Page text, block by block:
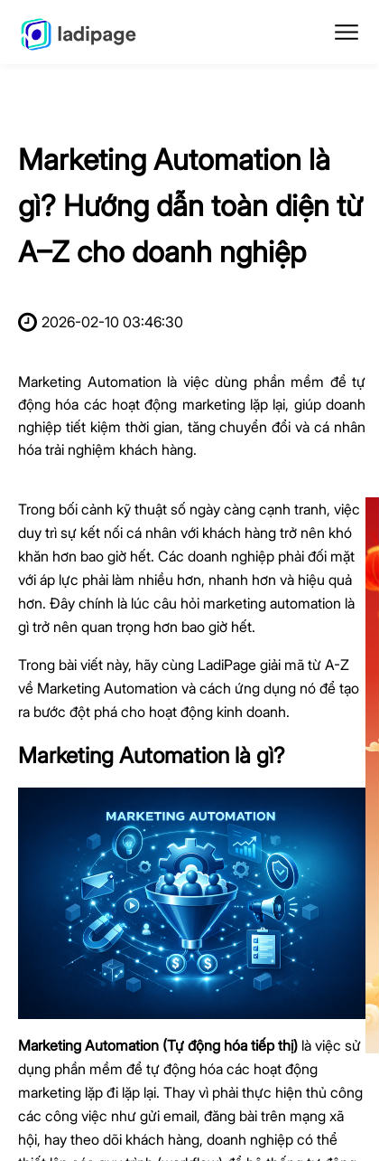
Marketing Automation là
gì? Hướng dẫn toàn diện từ
A–Z cho doanh nghiệp
2026-02-10 03:46:30
Marketing Automation là việc dùng phần mềm để tự
động hóa các hoạt động marketing lặp lại, giúp doanh
nghiệp tiết kiệm thời gian, tăng chuyển đổi và cá nhân
hóa trải nghiệm khách hàng.
Trong bối cảnh kỹ thuật số ngày càng cạnh tranh, việc
duy trì sự kết nối cá nhân với khách hàng trở nên khó
khăn hơn bao giờ hết. Các doanh nghiệp phải đối mặt
với áp lực phải làm nhiều hơn, nhanh hơn và hiệu quả
hơn. Đây chính là lúc câu hỏi marketing automation là
gì trở nên quan trọng hơn bao giờ hết.
Trong bài viết này, hãy cùng LadiPage giải mã từ A-Z
về Marketing Automation và cách ứng dụng nó để tạo
ra bước đột phá cho hoạt động kinh doanh.
Marketing Automation là gì?
Marketing Automation (Tự động hóa tiếp thị) là việc sử
dụng phần mềm để tự động hóa các hoạt động
marketing lặp đi lặp lại. Thay vì phải thực hiện thủ công
các công việc như gửi email, đăng bài trên mạng xã
hội, hay theo dõi khách hàng, doanh nghiệp có thể